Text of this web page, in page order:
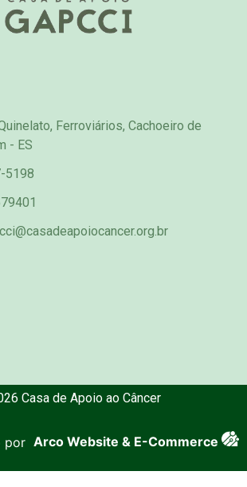
Ferroviários, Cachoeiro de
- ES
5198
Casa de Apoio ao Câncer
por Arco Website & E-Commerce